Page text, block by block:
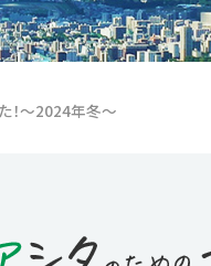
！～2024年冬～